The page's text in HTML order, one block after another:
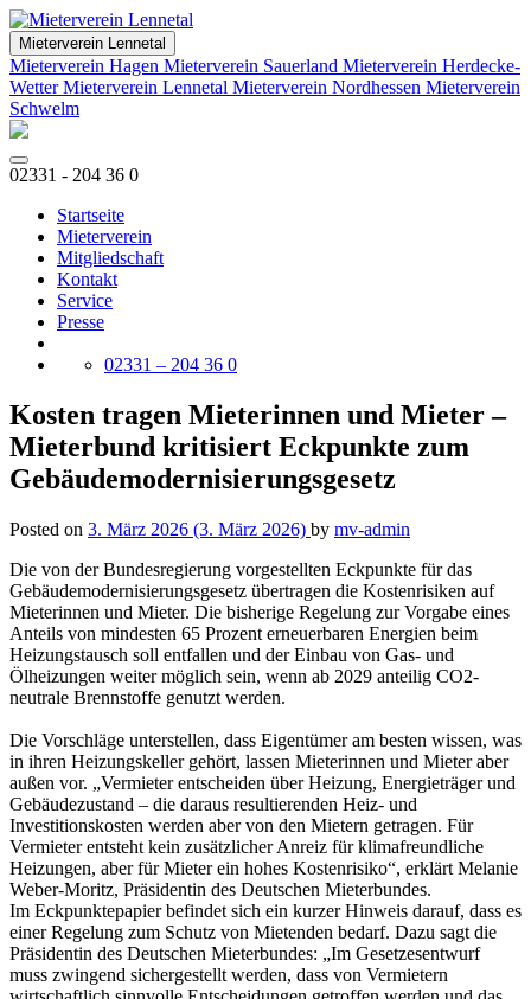
Mieterverein Lennetal
Mieterverein Hagen Mieterverein Sauerland Mieterverein Herdecke-
WetterMieterverein Lennetal Mieterverein Nordhessen Mieterverein
Schwelm
02331 - 204 36 0
Startseite
Mieterverein
Mitgliedschaft
Kontakt
Service
Presse
02331 – 204 36 0
Kosten tragen Mieterinnen und Mieter –
Mieterbund kritisiert Eckpunkte zum
Gebäudemodernisierungsgesetz
Posted on 3. März 2026 (3. März 2026) by mv-admin
Die von der Bundesregierung vorgestellten Eckpunkte für das
Gebäudemodernisierungsgesetz übertragen die Kostenrisiken auf
Mieterinnen und Mieter. Die bisherige Regelung zur Vorgabe eines
Anteils von mindesten 65 Prozent erneuerbaren Energien beim
Heizungstausch soll entfallen und der Einbau von Gas- und
Ölheizungen weiter möglich sein, wenn ab 2029 anteilig CO2-
neutrale Brennstoffe genutzt werden.
Die Vorschläge unterstellen, dass Eigentümer am besten wissen, was
in ihren Heizungskeller gehört, lassen Mieterinnen und Mieter aber
außen vor. „Vermieter entscheiden über Heizung, Energieträger und
Gebäudezustand – die daraus resultierenden Heiz- und
Investitionskosten werden aber von den Mietern getragen. Für
Vermieter entsteht kein zusätzlicher Anreiz für klimafreundliche
Heizungen, aber für Mieter ein hohes Kostenrisiko“, erklärt Melanie
Weber-Moritz, Präsidentin des Deutschen Mieterbundes.
Im Eckpunktepapier befindet sich ein kurzer Hinweis darauf, dass es
einer Regelung zum Schutz von Mietenden bedarf. Dazu sagt die
Präsidentin des Deutschen Mieterbundes: „Im Gesetzesentwurf
muss zwingend sichergestellt werden, dass von Vermietern